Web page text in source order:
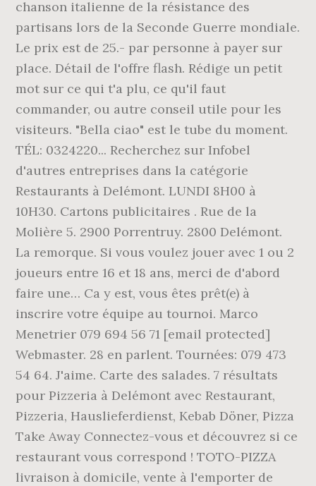
chanson italienne de la résistance des
partisans lors de la Seconde Guerre mondiale.
Le prix est de 25.- par personne à payer sur
place. Détail de l'offre flash. Rédige un petit
mot sur ce qui t'a plu, ce qu'il faut
commander, ou autre conseil utile pour les
visiteurs. "Bella ciao" est le tube du moment.
TÉL: 0324220... Recherchez sur Infobel
d'autres entreprises dans la catégorie
Restaurants à Delémont. LUNDI 8H00 à
10H30. Cartons publicitaires . Rue de la
Molière 5. 2900 Porrentruy. 2800 Delémont.
La remorque. Si vous voulez jouer avec 1 ou 2
joueurs entre 16 et 18 ans, merci de d'abord
faire une… Ca y est, vous êtes prêt(e) à
inscrire votre équipe au tournoi. Marco
Menetrier 079 694 56 71 [email protected]
Webmaster. 28 en parlent. Tournées: 079 473
54 64. J'aime. Carte des salades. 7 résultats
pour Pizzeria à Delémont avec Restaurant,
Pizzeria, Hauslieferdienst, Kebab Döner, Pizza
Take Away Connectez-vous et découvrez si ce
restaurant vous correspond ! TOTO-PIZZA
livraison à domicile, vente à l'emporter de